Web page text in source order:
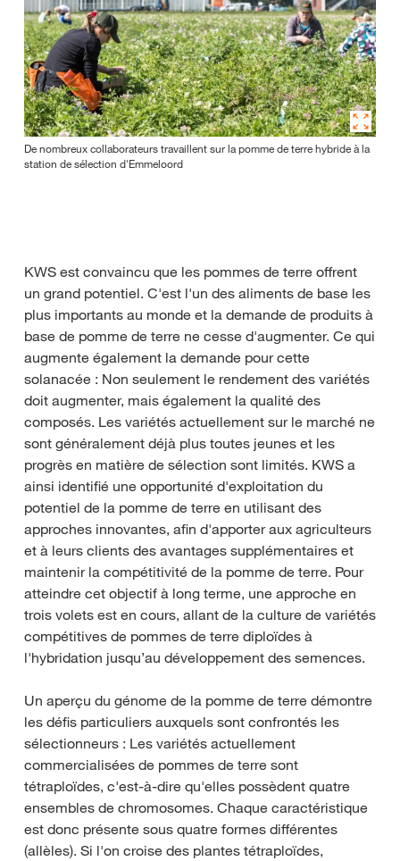
De nombreux collaborateurs travaillent sur la pomme de terre hybride à la
station de sélection d'Emmeloord
KWS est convaincu que les pommes de terre offrent
un grand potentiel. C'est l'un des aliments de base les
plus importants au monde et la demande de produits à
base de pomme de terre ne cesse d'augmenter. Ce qui
augmente également la demande pour cette
solanacée : Non seulement le rendement des variétés
doit augmenter, mais également la qualité des
composés. Les variétés actuellement sur le marché ne
sont généralement déjà plus toutes jeunes et les
progrès en matière de sélection sont limités. KWS a
ainsi identifié une opportunité d'exploitation du
potentiel de la pomme de terre en utilisant des
approches innovantes, afin d'apporter aux agriculteurs
et à leurs clients des avantages supplémentaires et
maintenir la compétitivité de la pomme de terre. Pour
atteindre cet objectif à long terme, une approche en
trois volets est en cours, allant de la culture de variétés
compétitives de pommes de terre diploïdes à
l'hybridation jusqu’au développement des semences.
Un aperçu du génome de la pomme de terre démontre
les défis particuliers auxquels sont confrontés les
sélectionneurs : Les variétés actuellement
commercialisées de pommes de terre sont
tétraploïdes, c'est-à-dire qu'elles possèdent quatre
ensembles de chromosomes. Chaque caractéristique
est donc présente sous quatre formes différentes
(allèles). Si l'on croise des plantes tétraploïdes,